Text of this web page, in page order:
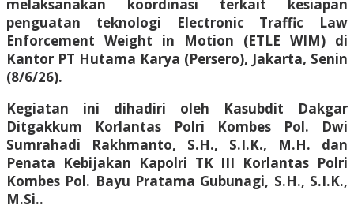
melaksanakan koordinasi terkait kesiapan
penguatan teknologi Electronic Traffic Law
Enforcement Weight in Motion (ETLE WIM) di
Kantor PT Hutama Karya (Persero), Jakarta, Senin
(8/6/26).
Kegiatan ini dihadiri oleh Kasubdit Dakgar
Ditgakkum Korlantas Polri Kombes Pol. Dwi
Sumrahadi Rakhmanto, S.H., S.I.K., M.H. dan
Penata Kebijakan Kapolri TK III Korlantas Polri
Kombes Pol. Bayu Pratama Gubunagi, S.H., S.I.K.,
M.Si..